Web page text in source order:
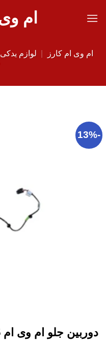
ام
ام وی ام کارز لوازم
-13%
دوربین جلو ام وی ام X55